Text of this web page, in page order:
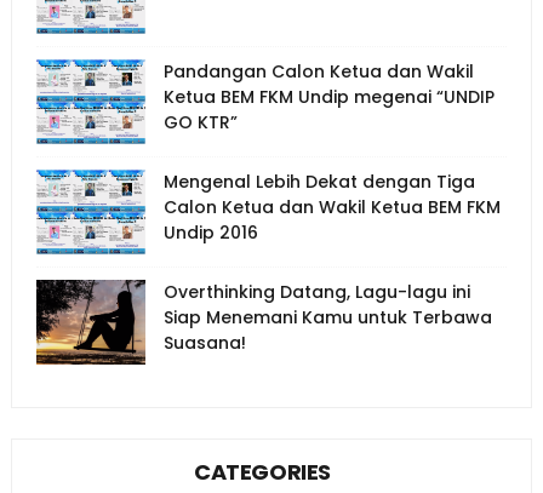
Pandangan Calon Ketua dan Wakil
Ketua BEM FKM Undip megenai “UNDIP
GO KTR”
Mengenal Lebih Dekat dengan Tiga
Calon Ketua dan Wakil Ketua BEM FKM
Undip 2016
Overthinking Datang, Lagu-lagu ini
Siap Menemani Kamu untuk Terbawa
Suasana!
CATEGORIES